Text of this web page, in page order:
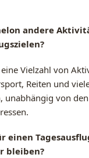
andere
Vielzahl von
Reiten und
unabhängig von
einen
bleiben?